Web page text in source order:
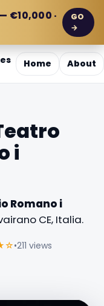
€10,000 ·
GO
→
Home About
i
Romano i
CE, Italia.
•211 views